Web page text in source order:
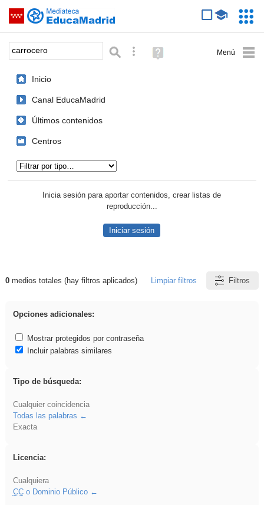
Saltar navegación
Palabra o frase: Búsqueda avanzada
Ayuda
(en
Inicio
Canal EducaMadrid
Últimos contenidos
Centros
Inicia sesión para aportar contenidos, crear listas de
reproducción...
Iniciar sesión
Resultados de: carrocero
0medios totales (hay filtros aplicados) Limpiar filtros Filtros
Opciones adicionales:
Mostrar protegidos por contraseña
Incluir palabras similares
Tipo de búsqueda:
Cualquier coincidencia
Todas las palabras
Exacta
Licencia:
Cualquiera
CCo Dominio Público